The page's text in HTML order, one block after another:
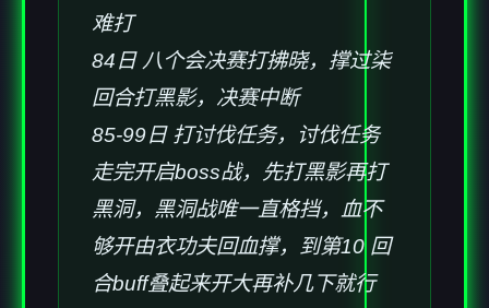
难打
84日 八个会决赛打拂晓，撑过柒
回合打黑影，决赛中断
85-99日 打讨伐任务，讨伐任务
走完开启boss战，先打黑影再打
黑洞，黑洞战唯一直格挡，血不
够开由衣功夫回血撑，到第10 回
合buff叠起来开大再补几下就行